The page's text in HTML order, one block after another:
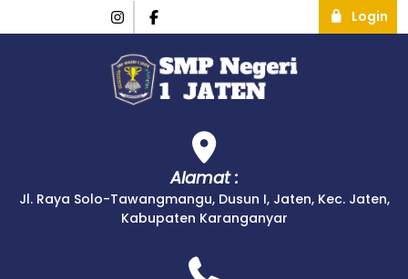
Login
Alamat :
Jl. Raya Solo-Tawangmangu, Dusun I, Jaten, Kec. Jaten,
Kabupaten Karanganyar